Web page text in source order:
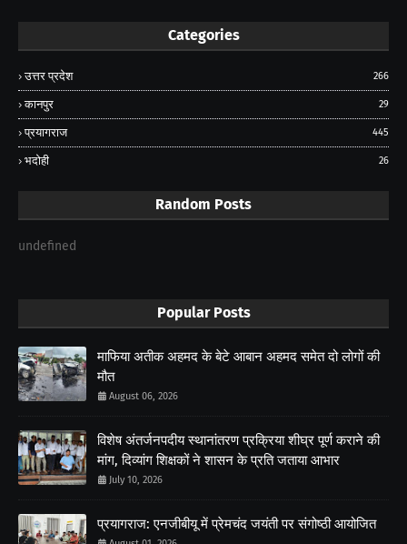
Categories
उत्तर प्रदेश 266
कानपुर 29
प्रयागराज 445
भदोही 26
Random Posts
undefined
Popular Posts
माफिया अतीक अहमद के बेटे आबान अहमद समेत दो लोगों की
मौत
August 06, 2026
विशेष अंतर्जनपदीय स्थानांतरण प्रक्रिया शीघ्र पूर्ण कराने की
मांग, दिव्यांग शिक्षकों ने शासन के प्रति जताया आभार
July 10, 2026
प्रयागराज: एनजीबीयू में प्रेमचंद जयंती पर संगोष्ठी आयोजित